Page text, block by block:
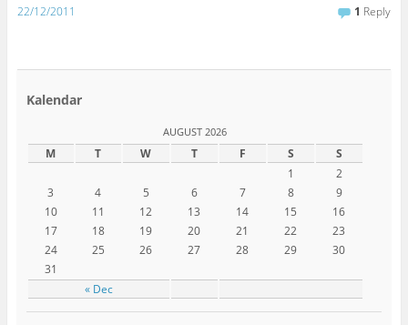
22/12/2011 1 Reply
Kalendar
AUGUST 2026
M T W T F S S
« Dec
1
2
3
4 5 6 7 8
9
10
11 12 13 14 15
16
17
18 19 20 21 22
23
24
25 26 27 28 29
30
31